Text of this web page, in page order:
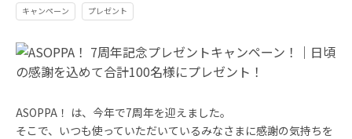
キャンペーン プレゼント
ASOPPA！ は、今年で7周年を迎えました。
そこで、いつも使っていただいているみなさまに感謝の気持ちを